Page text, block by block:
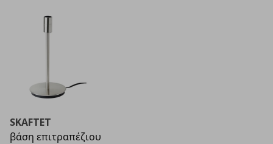
SKAFTET
βάση επιτραπέζιου